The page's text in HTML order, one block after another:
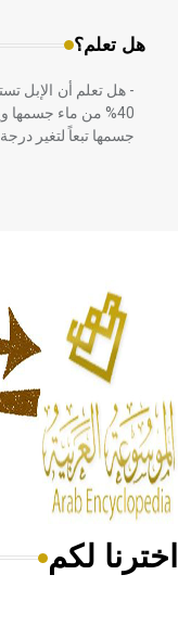
هل تعلم؟
- هل تعلم أن الإبل
40% من ماء جسمها
جسمها تبعاً لتغير
الحكم، الأدلة،
له الفضل بأنه حرر
- هل تعلم أن
من مادة كربونات
أجود أنواعه،
هل تعلم أن الأبسيد
اخترنا لكم